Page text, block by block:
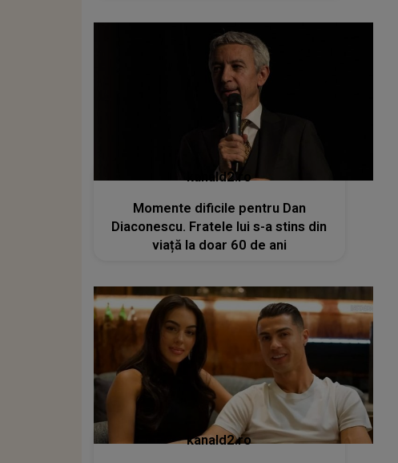
kanald2.ro
Momente dificile pentru Dan
Diaconescu. Fratele lui s-a stins din
viață la doar 60 de ani
kanald2.ro